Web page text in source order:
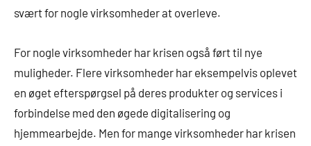
svært for nogle virksomheder at overleve.
For nogle virksomheder har krisen også ført til nye
muligheder. Flere virksomheder har eksempelvis oplevet
en øget efterspørgsel på deres produkter og services i
forbindelse med den øgede digitalisering og
hjemmearbejde. Men for mange virksomheder har krisen